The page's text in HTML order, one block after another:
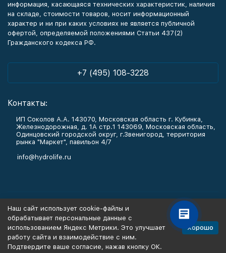
информация, касающаяся технических характеристик, наличия
на складе, стоимости товаров, носит информационный
характер и ни при каких условиях не является публичной
офертой, определяемой положениями Статьи 437(2)
Гражданского кодекса РФ.
+7 (495) 108-3228
Контакты:
ИП Соколов А.А. 143070, Московская область г. Кубинка,
Железнодорожная, д. 1А стр.1 143069, Московская область,
Одинцовский городской округ, г.Звенигород, территория
рынка "Маркет", павильон 4/7
info@hydrolife.ru
Информация
Наш сайт использует cookie-файлы и
обрабатывает персональные данные с
использованием Яндекс Метрики. Это улучшает
работу сайта и взаимодействие с ним.
Подтвердите ваше согласие, нажав кнопку ОК.
Хорошо